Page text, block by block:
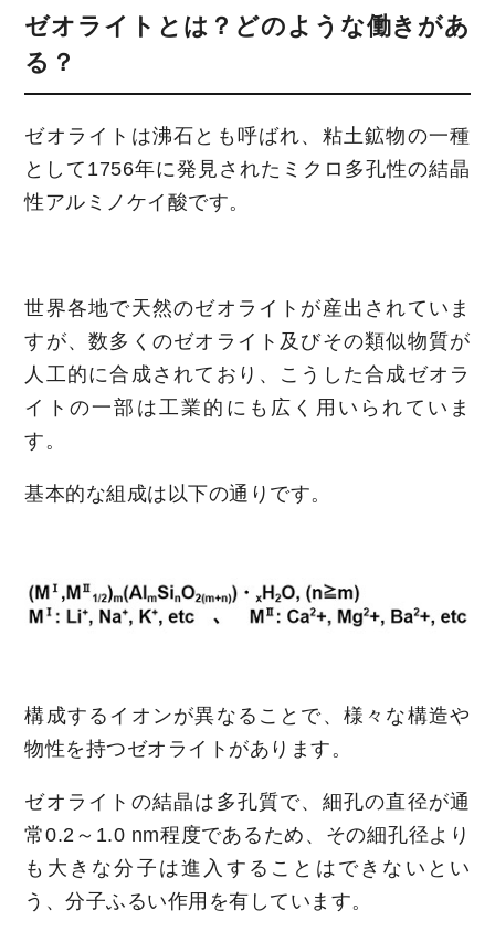
ゼオライトとは？どのような働きがあ
る？
ゼオライトは沸石とも呼ばれ、粘土鉱物の一種
として1756年に発見されたミクロ多孔性の結晶
性アルミノケイ酸です。
世界各地で天然のゼオライトが産出されていま
すが、数多くのゼオライト及びその類似物質が
人工的に合成されており、こうした合成ゼオラ
イトの一部は工業的にも広く用いられていま
す。
基本的な組成は以下の通りです。
構成するイオンが異なることで、様々な構造や
物性を持つゼオライトがあります。
ゼオライトの結晶は多孔質で、細孔の直径が通
常0.2～1.0 nm程度であるため、その細孔径より
も大きな分子は進入することはできないとい
う、分子ふるい作用を有しています。